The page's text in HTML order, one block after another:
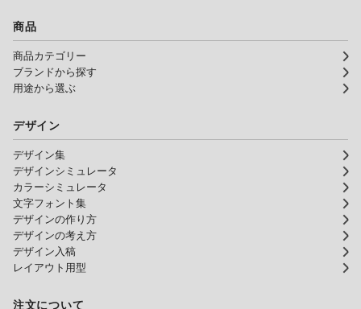
商品
商品カテゴリー
ブランドから探す
用途から選ぶ
デザイン
デザイン集
デザインシミュレータ
カラーシミュレータ
文字フォント集
デザインの作り方
デザインの考え方
デザイン入稿
レイアウト用型
注文について